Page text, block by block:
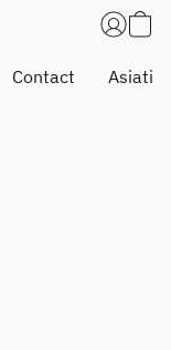
Contact